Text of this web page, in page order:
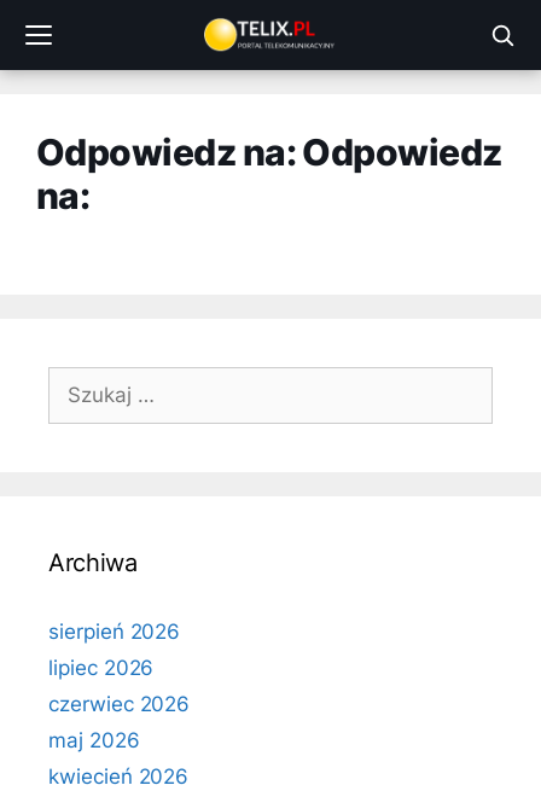
treści
Odpowiedz na: Odpowiedz
na:
Szukaj:
Archiwa
sierpień 2026
lipiec 2026
czerwiec 2026
maj 2026
kwiecień 2026